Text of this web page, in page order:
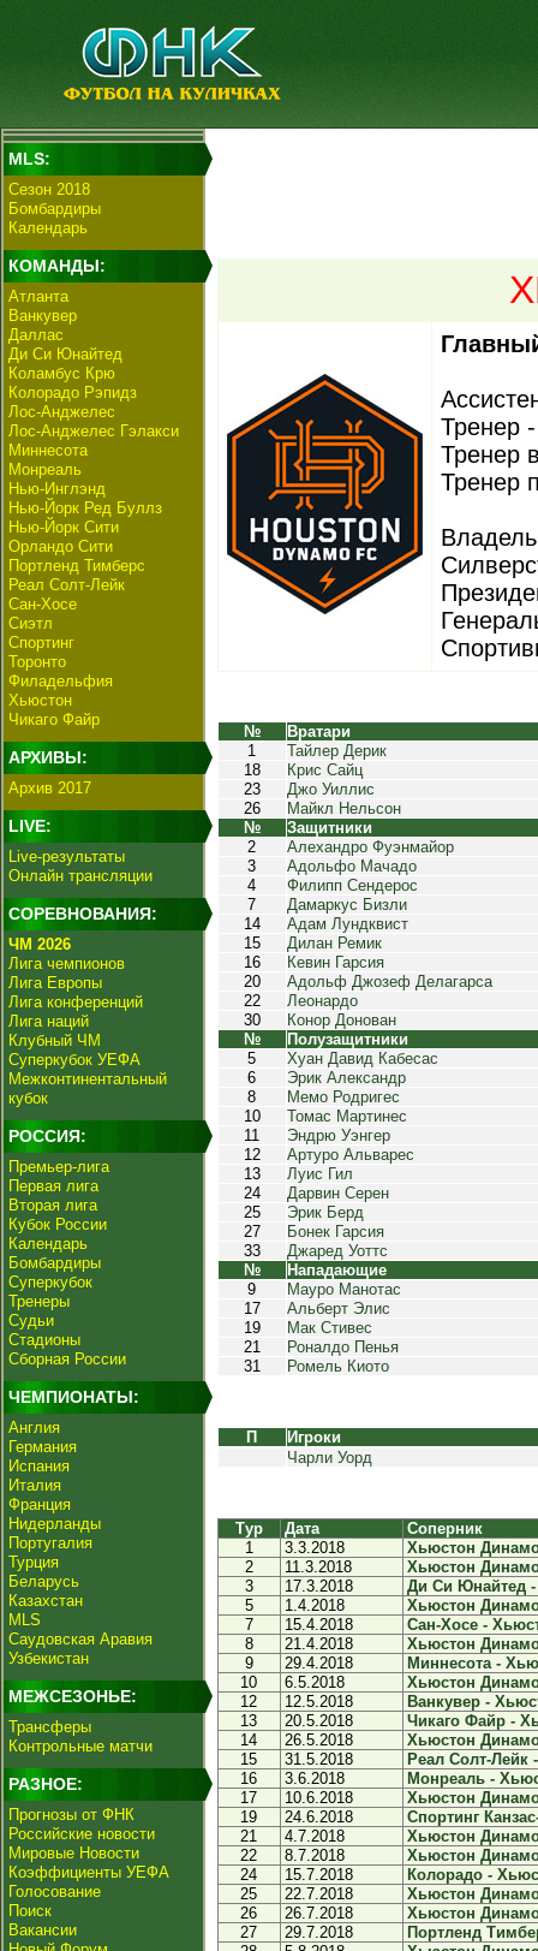
MLS:
Сезон 2018
Бомбардиры
Календарь
КОМАНДЫ:
Атланта
Ванкувер
Даллас
Ди Си Юнайтед
Коламбус Крю
Колорадо Рэпидз
Лос-Анджелес
Лос-Анджелес Гэлакси
Миннесота
Монреаль
Нью-Инглэнд
Нью-Йорк Ред Буллз
Нью-Йорк Сити
Орландо Сити
Портленд Тимберс
Реал Солт-Лейк
Сан-Хосе
Сиэтл
Спортинг
Торонто
Филадельфия
Хьюстон
Чикаго Файр
АРХИВЫ:
Архив 2017
LIVE:
Live-результаты
Онлайн трансляции
СОРЕВНОВАНИЯ:
ЧМ 2026
Лига чемпионов
Лига Европы
Лига конференций
Лига наций
Клубный ЧМ
Суперкубок УЕФА
Межконтинентальный
кубок
РОССИЯ:
Премьер-лига
Первая лига
Вторая лига
Кубок России
Календарь
Бомбардиры
Суперкубок
Тренеры
Судьи
Стадионы
Сборная России
ЧЕМПИОНАТЫ:
Англия
Германия
Испания
Италия
Франция
Нидерланды
Португалия
Турция
Беларусь
Казахстан
MLS
Саудовская Аравия
Узбекистан
МЕЖСЕЗОНЬЕ:
Трансферы
Контрольные матчи
РАЗНОЕ:
Прогнозы от ФНК
Российские новости
Мировые Новости
Коэффициенты УЕФА
Голосование
Поиск
Вакансии
Тренер
Тренер
Тренер
№
Вратари
1
Тайлер Дерик
18
Крис Сайц
23
Джо Уиллис
26
Майкл Нельсон
№
Защитники
2
Алехандро Фуэнмайор
3
Адольфо Мачадо
4
Филипп Сендерос
7
Дамаркус Бизли
14
Адам Лундквист
15
Дилан Ремик
16
Кевин Гарсия
20
Адольф Джозеф Делагарса
22
Леонардо
30
Конор Донован
№
Полузащитники
5
Хуан Давид Кабесас
6
Эрик Александр
8
Мемо Родригес
10
Томас Мартинес
11
Эндрю Уэнгер
12
Артуро Альварес
13
Луис Гил
24
Дарвин Серен
25
Эрик Берд
27
Бонек Гарсия
33
Джаред Уоттс
№
Нападающие
9
Мауро Манотас
17
Альберт Элис
19
Мак Стивес
21
Роналдо Пенья
31
Ромель Киото
П
Игроки
Чарли Уорд
Тур Дата
Соперник
1
3.3.2018
Хьюстон
2
11.3.2018
Хьюстон
3
17.3.2018
Ди Си Юнайтед
5
1.4.2018
Хьюстон
7
15.4.2018
Сан-Хосе -
8
21.4.2018
Хьюстон
9
29.4.2018
Миннесота -
10
6.5.2018
Хьюстон
12
12.5.2018
Ванкувер -
13
20.5.2018
Чикаго Файр -
14
26.5.2018
Хьюстон
15
31.5.2018
Реал Солт-Лейк
16
3.6.2018
Монреаль -
17
10.6.2018
Хьюстон
19
24.6.2018
Спортинг
21
4.7.2018
Хьюстон
22
8.7.2018
Хьюстон
24
15.7.2018
Колорадо -
25
22.7.2018
Хьюстон
26
26.7.2018
Хьюстон
27
29.7.2018
Портленд